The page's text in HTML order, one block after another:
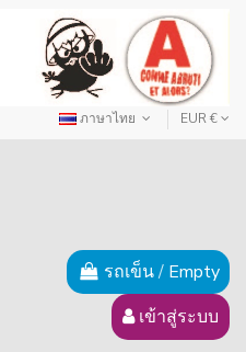
ภาษาไทย EUR €
รถเข็น/ Empty
เข้าสู่ระบบ